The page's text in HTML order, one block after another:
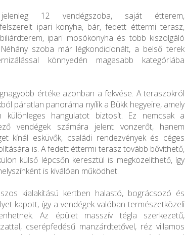
12 vendégszoba, saját étterem,
ipari konyha, bár, fedett éttermi terasz,
ipari mosókonyha és több kiszolgáló
szoba már légkondicionált, a belső terek
könnyedén magasabb kategóriába
értéke azonban a fekvése. A teraszokról
páratlan panoráma nyílik a Bükk hegyeire, amely
különleges hangulatot biztosít. Ez nemcsak a
vendégek számára jelent vonzerőt, hanem
kínál esküvők, családi rendezvények és céges
is. A fedett éttermi terasz tovább bővíthető,
külső lépcsőn keresztül is megközelíthető, így
is kiválóan működhet.
kialakítású kertben halastó, bográcsozó és
kapott, így a vendégek valóban természetközeli
Az épület masszív tégla szerkezetű,
cserépfedésű manzárdtetővel, réz villamos